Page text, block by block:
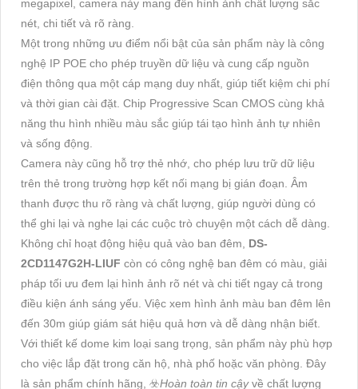
megapixel, camera này mang đến hình ảnh chất lượng sắc
nét, chi tiết và rõ ràng.
Một trong những ưu điểm nổi bật của sản phẩm này là công
nghệ IP POE cho phép truyền dữ liệu và cung cấp nguồn
điện thông qua một cáp mạng duy nhất, giúp tiết kiệm chi phí
và thời gian cài đặt. Chip Progressive Scan CMOS cùng khả
năng thu hình nhiều màu sắc giúp tái tạo hình ảnh tự nhiên
và sống động.
Camera này cũng hỗ trợ thẻ nhớ, cho phép lưu trữ dữ liệu
trên thẻ trong trường hợp kết nối mạng bị gián đoạn. Âm
thanh được thu rõ ràng và chất lượng, giúp người dùng có
thể ghi lại và nghe lại các cuộc trò chuyện một cách dễ dàng.
Không chỉ hoạt động hiệu quả vào ban đêm, DS-
2CD1147G2H-LIUF còn có công nghệ ban đêm có màu, giải
pháp tối ưu đem lại hình ảnh rõ nét và chi tiết ngay cả trong
điều kiện ánh sáng yếu. Việc xem hình ảnh màu ban đêm lên
đến 30m giúp giám sát hiệu quả hơn và dễ dàng nhận biết.
Với thiết kế dome kim loại sang trọng, sản phẩm này phù hợp
cho việc lắp đặt trong căn hộ, nhà phố hoặc văn phòng. Đây
là sản phẩm chính hãng, ☣️Hoàn toàn tin cậyvề chất lượng